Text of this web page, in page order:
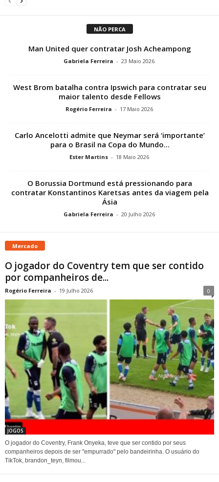
NÃO PERCA
Man United quer contratar Josh Acheampong
Gabriela Ferreira - 23 Maio 2026
West Brom batalha contra Ipswich para contratar seu
maior talento desde Fellows
Rogério Ferreira - 17 Maio 2026
Carlo Ancelotti admite que Neymar será ‘importante’
para o Brasil na Copa do Mundo...
Ester Martins - 18 Maio 2026
O Borussia Dortmund está pressionando para
contratar Konstantinos Karetsas antes da viagem pela
Ásia
Gabriela Ferreira - 20 Julho 2026
Mercado
O jogador do Coventry tem que ser contido
por companheiros de...
Rogério Ferreira - 19 Julho 2026 0
JOGOS
O jogador do Coventry, Frank Onyeka, teve que ser contido por seus
companheiros depois de ser "empurrado" pelo bandeirinha. O usuário do
TikTok, brandon_teyn, filmou...